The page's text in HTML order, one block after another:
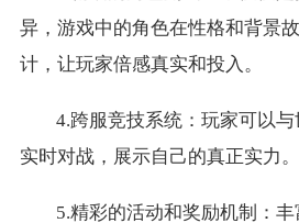
异，游戏中的角色在性格和背景
计，让玩家倍感真实和投入。
4.跨服竞技系统：玩家可以
实时对战，展示自己的真正实力。
5.精彩的活动和奖励机制：